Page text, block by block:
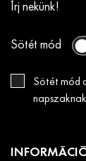
Írj nekünk!
Sötét mód
Sötét mód